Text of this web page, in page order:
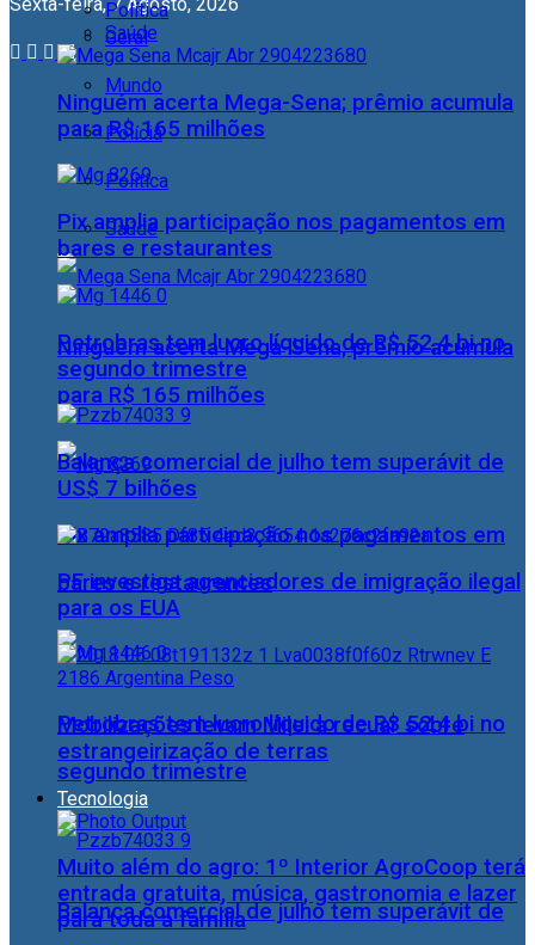
Geral
Mundo
Polícia
Política
Saúde
Ninguém acerta Mega-Sena; prêmio acumula
para R$ 165 milhões
Pix amplia participação nos pagamentos em
bares e restaurantes
Petrobras tem lucro líquido de R$ 52,4 bi no
segundo trimestre
Balança comercial de julho tem superávit de
Política
Saúde
Ninguém acerta Mega-Sena; prêmio acumula
para R$ 165 milhões
Pix amplia participação nos pagamentos em
bares e restaurantes
Petrobras tem lucro líquido de R$ 52,4 bi no
segundo trimestre
Balança comercial de julho tem superávit de
US$ 7 bilhões
PF investiga agenciadores de imigração ilegal
para os EUA
Mobilizações levam Milei a recuar sobre
estrangeirização de terras
Tecnologia
Muito além do agro: 1º Interior AgroCoop terá
entrada gratuita, música, gastronomia e lazer
para toda a família